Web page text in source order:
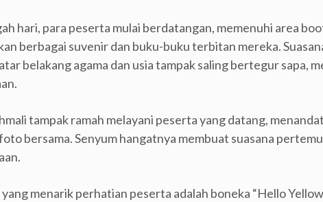
hari, para peserta mulai berdatangan, memenuhi area
berbagai suvenir dan buku-buku terbitan mereka.
belakang agama dan usia tampak saling bertegur sapa,
tampak ramah melayani peserta yang datang,
bersama. Senyum hangatnya membuat suasana
yang menarik perhatian peserta adalah boneka “Hello